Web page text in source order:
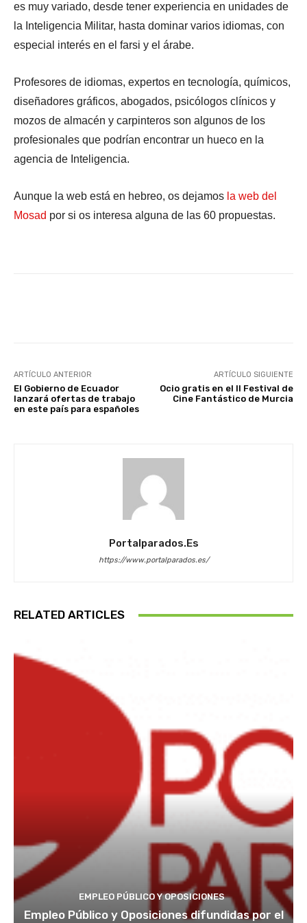
es muy variado, desde tener experiencia en unidades de
la Inteligencia Militar, hasta dominar varios idiomas, con
especial interés en el farsi y el árabe.
Profesores de idiomas, expertos en tecnología, químicos,
diseñadores gráficos, abogados, psicólogos clínicos y
mozos de almacén y carpinteros son algunos de los
profesionales que podrían encontrar un hueco en la
agencia de Inteligencia.
Aunque la web está en hebreo, os dejamos la web del
Mosad por si os interesa alguna de las 60 propuestas.
ARTÍCULO ANTERIOR
El Gobierno de Ecuador
lanzará ofertas de trabajo
en este país para españoles
ARTÍCULO SIGUIENTE
Ocio gratis en el II Festival de
Cine Fantástico de Murcia
Portalparados.es
https://www.portalparados.es/
RELATED ARTICLES
EMPLEO PÚBLICO Y OPOSICIONES
Empleo Público y Oposiciones difundidas por el